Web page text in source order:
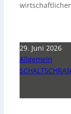
29. Juni 2026
Allgemein